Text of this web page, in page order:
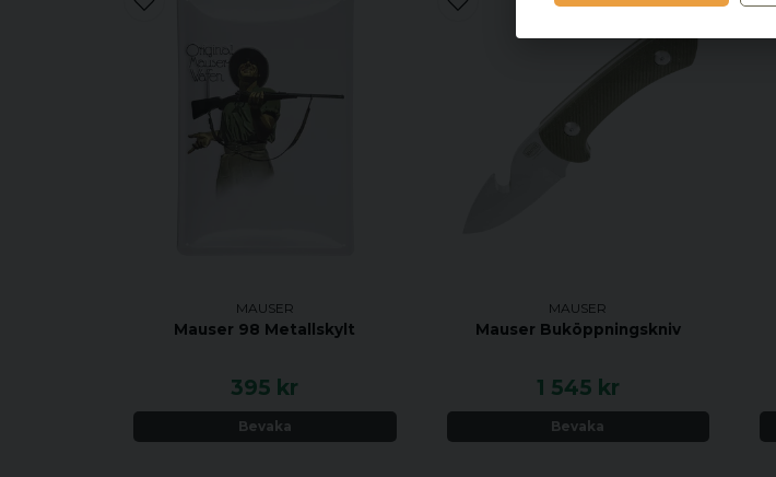
MAUSER
Mauser 98 Metallskylt
395 kr
Bevaka
MAUSER
Mauser Buköppningskniv
1 545 kr
Bevaka